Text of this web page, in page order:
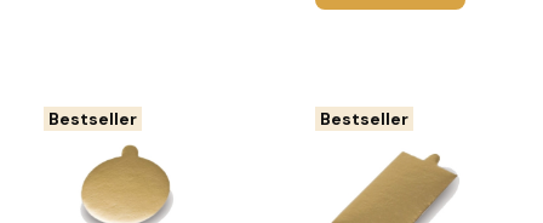
Bestseller Bestseller